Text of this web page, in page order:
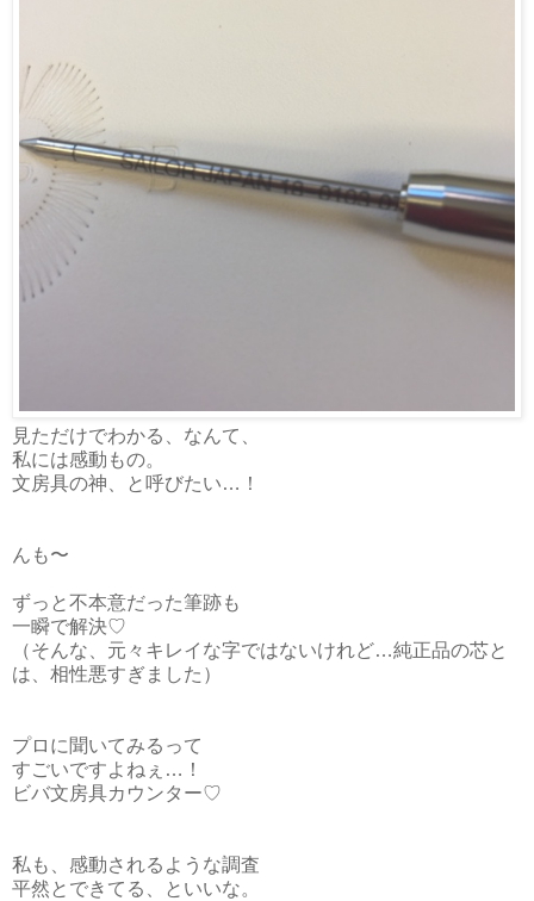
見ただけでわかる、なんて、
私には感動もの。
文房具の神、と呼びたい…！
んも〜
ずっと不本意だった筆跡も
一瞬で解決♡
（そんな、元々キレイな字ではないけれど…純正品の芯と
は、相性悪すぎました）
プロに聞いてみるって
すごいですよねぇ…！
ビバ文房具カウンター♡
私も、感動されるような調査
平然とできてる、といいな。